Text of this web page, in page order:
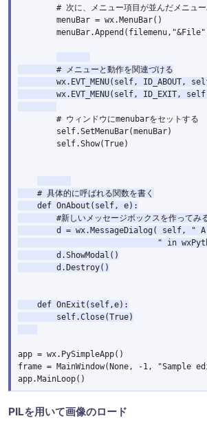
# 次に、メニュー項目が並んだメニュ
        menuBar = wx.MenuBar()
        # メニューと動作を関連づける
wx.EVT_MENU(self, ID_ABOUT,
wx.EVT_MENU(self, ID_EXIT,
        # ウィンドウにmenubarをセットする
        self.SetMenuBar(menuBar)
        self.Show(True)
    # 具体的に呼ばれる関数を書く
    def OnAbout(self, e):
#新しいメッセージボックスを作ってみ
d = wx.MessageDialog( self, "
" in
        d.ShowModal()
        d.Destroy()
    def OnExit(self,e):
        self.Close(True)
app = wx.PySimpleApp()
frame = MainWindow(None, -1, "Sample
PILを用いて画像のロード